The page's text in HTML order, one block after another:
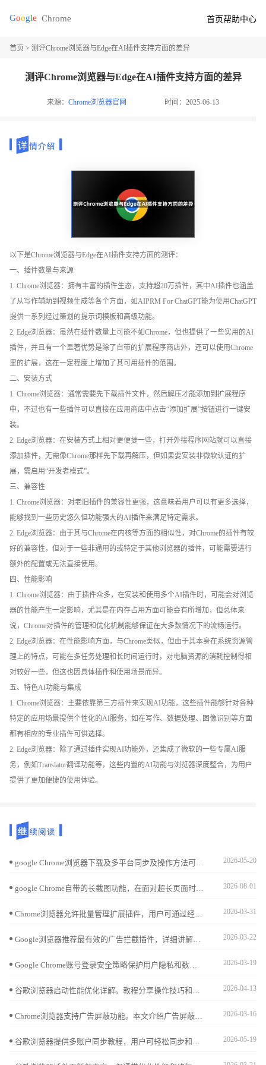
首页帮助中心
首页 > 测评Chrome浏览器与Edge在AI插件支持方面的差异
测评Chrome浏览器与Edge在AI插件支持方面的差异
来源：Chrome浏览器官网 时间：2025-06-13
以下是Chrome浏览器与Edge在AI插件支持方面的测评：
一、插件数量与来源
1. Chrome浏览器：拥有丰富的插件生态，支持超20万插件，其中AI插件也涵盖
了从写作辅助到视频生成等各个方面，如AIPRM For ChatGPT能为使用ChatGPT
提供一系列经过策划的提示词模板和高级功能。
2. Edge浏览器：虽然在插件数量上可能不如Chrome，但也提供了一些实用的AI
插件，并且有一个显著优势是除了自带的扩展程序商店外，还可以使用Chrome
里的扩展，这在一定程度上增加了其可用插件的范围。
二、安装方式
1. Chrome浏览器：通常需要先下载插件文件，然后解压才能添加到扩展程序
中，不过也有一些插件可以直接在应用商店中点击“添加扩展”按钮进行一键安
装。
2. Edge浏览器：在安装方式上相对更便捷一些，打开外接程序网站就可以直接
添加插件，无需像Chrome那样先下载再解压，但如果要安装非微软认证的扩
展，需启用“开发者模式”。
三、兼容性
1. Chrome浏览器：对老旧插件的兼容性更强，这意味着用户可以有更多选择，
能够找到一些历史悠久但功能强大的AI插件来满足特定需求。
2. Edge浏览器：由于其与Chrome在内核等方面的相似性，对Chrome的插件有较
好的兼容性，但对于一些非通用的或特定于其他浏览器的插件，可能需要进行
额外的配置或无法直接使用。
四、性能影响
1. Chrome浏览器：由于插件众多，在安装和使用多个AI插件时，可能会对浏览
器的性能产生一定影响，尤其是在内存占用方面可能会有所增加，但总体来
说，Chrome对插件的管理和优化机制能够保证在大多数情况下的流畅运行。
2. Edge浏览器：在性能影响方面，与Chrome类似，但由于其本身在系统资源管
理上的特点，可能在多任务处理和长时间运行时，对电脑资源的消耗控制得相
对较好一些，但这也因具体插件和使用场景而异。
五、特色AI功能与集成
1. Chrome浏览器：主要依靠第三方插件来实现AI功能，这些插件能够针对各种
特定的应用场景提供个性化的AI服务，如在写作、数据处理、图像识别等方面
都有相应的专业插件可供选择。
2. Edge浏览器：除了通过插件实现AI功能外，还集成了微软的一些专属AI服
务，例如Translator翻译功能等，这些内置的AI功能与浏览器深度整合，为用户
提供了更加便捷的使用体验。
2026-05-20
2026-08-01
2026-03-31
2026-03-22
2026-03-19
2026-04-13
2026-03-16
2026-05-19